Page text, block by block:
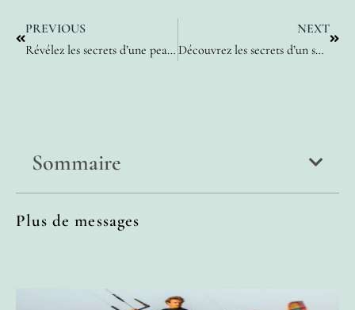
PREVIOUS
Révélez les secrets d’une peau éclatante : astuces naturelles et mythes déboulonnés
NEXT
Découvrez les secrets d’un sommeil réparateur pour les femmes modernes
Sommaire
Plus de messages